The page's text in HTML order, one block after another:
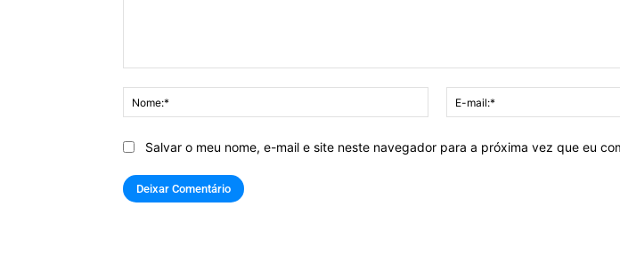
Nome:*
Salvar o meu nome, e-mail e site neste navegador para a próxima vez que eu